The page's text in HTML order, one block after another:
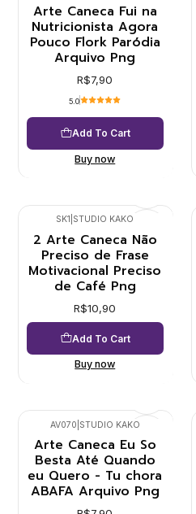
Arte Caneca Fui na
Nutricionista Agora
Pouco Flork Paródia
Arquivo Png
R$7,90
5.0
Add To Cart
Buy now
SK1 STUDIO KAKO
2 Arte Caneca Não
Preciso de Frase
Motivacional Preciso
de Café Png
R$10,90
Add To Cart
Buy now
AV070 STUDIO KAKO
Arte Caneca Eu So
Besta Até Quando
eu Quero - Tu chora
ABAFA Arquivo Png